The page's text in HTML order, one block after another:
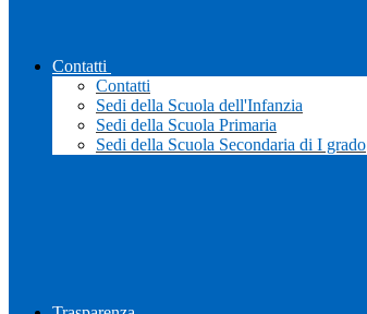
Contatti
Contatti
Sedi della Scuola dell'Infanzia
Sedi della Scuola Primaria
Sedi della Scuola Secondaria di I grado